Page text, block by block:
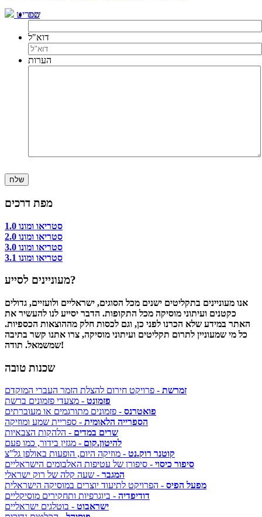
תפריט
שם
דוא"ל
הערות
מפת דרכים
סטריאו ומונו 1.0
סטריאו ומונו 2.0
סטריאו ומונו 3.0
סטריאו ומונו 3.1
מעוניינים לסייע?
אנו מעוניינים בתקליטים ישנים מכל הסוגים, ישראליים ולועזיים, גדולים
כקטנים ועיתוני מוסיקה מכל התקופות. הדבר יסייע לנו להעשיר את
האתר במידע שלא הכרנו לפני כן, וגם לכסות חלק מההוצאות הכספיות.
כל מי שמעוניין לתרום תקליטים ועיתוני מוסיקה, צרו אתנו קשר בתיבה
שמשמאל. תודה!
שכנות טובה
זמרשת - פרויקט חירום להצלת הזמר העברי המוקדם
פזמונט - מצעדי פזמונים ברשת
פואטרנס - פזמונים מתורגמים או מעוברתים
הספרייה הלאומית - ספריית שמע ומוזיקה
שרים במדים - הלהקות הצבאיות
להיטון.קום - מגזין בידור, כמו פעם
קוטנר רוק.נט - מוזיקה היום, הופעות באולפן גל"צ
סיפור כיסוי - סיפורן של עטיפות האלבומים הישראליים
המגבר - שעה קלה של רוק ישראלי
מפעל הפיס - הפרויקט לתיעוד יוצרים במוסיקה הישראלית
דודיפדיה - ביוגרפיות ותחקירים מוסיקליים
ישראבוט - בוטלגים ישראליים